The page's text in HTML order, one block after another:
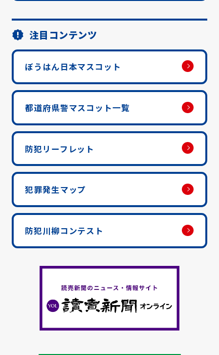
注目コンテンツ
ぼうはん日本マスコット
都道府県警マスコット一覧
防犯リーフレット
犯罪発生マップ
防犯川柳コンテスト